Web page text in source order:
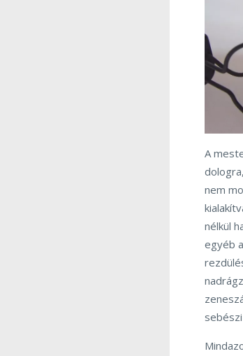
A
nem
nélkül
egyéb